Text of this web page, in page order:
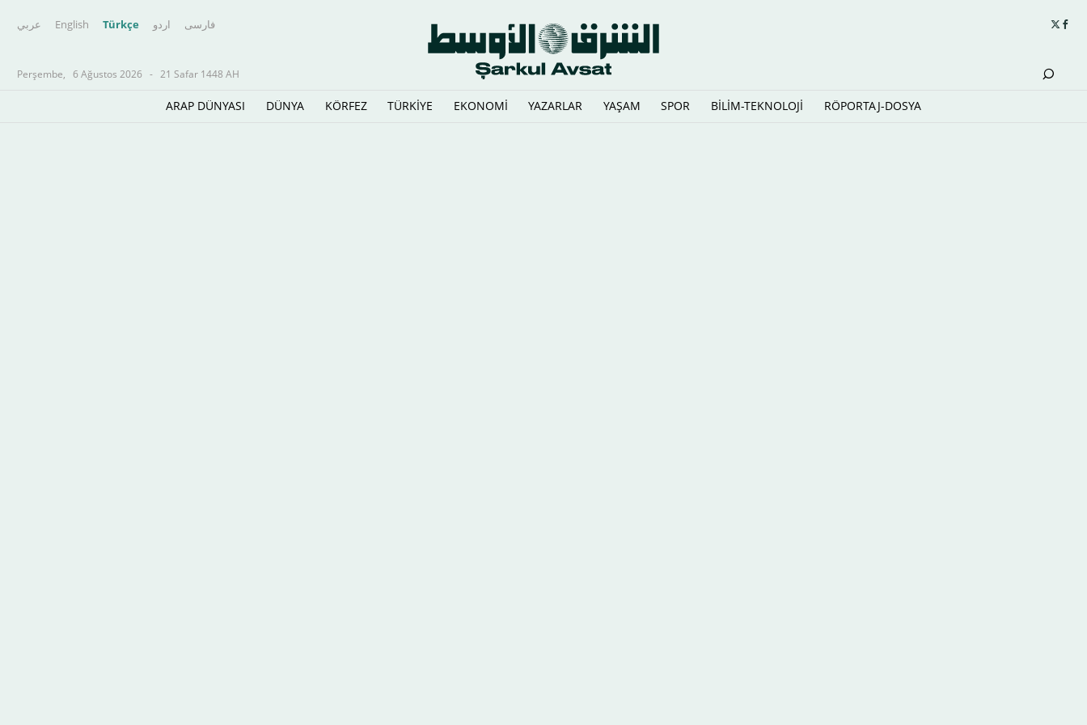
عربي English Türkçe اردو فارسى
Perşembe, 6 Ağustos 2026 - 21 Safar 1448 AH
ARAP DÜNYASI DÜNYA KÖRFEZ TÜRKİYE EKONOMİ YAZARLAR YAŞAM SPOR BİLİM-TEKNOLOJİ RÖPORTAJ-DOSYA